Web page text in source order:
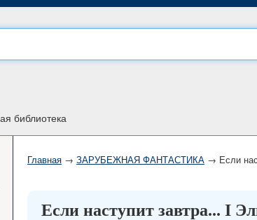
библиотека
Главная → ЗАРУБЕЖНАЯ ФАНТАСТИКА → Если
Если наступит завтра... I